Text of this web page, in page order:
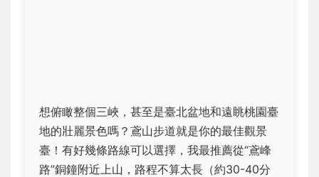
想俯瞰整個三峽，甚至是臺北盆地和遠眺桃園臺
地的壯麗景色嗎？鳶山步道就是你的最佳觀景
臺！有好幾條路線可以選擇，我最推薦從“鳶峰
路”銅鐘附近上山，路程不算太長（約30-40分